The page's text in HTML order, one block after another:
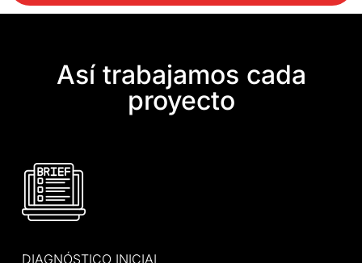
Así trabajamos cada
proyecto
DIAGNÓSTICO INICIAL